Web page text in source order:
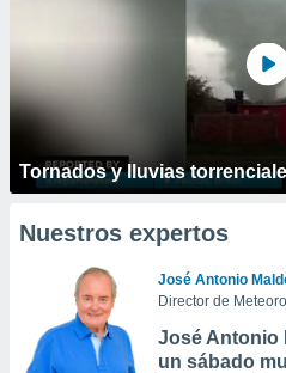
Tornados y lluvias
Nuestros expertos
José Antonio
Director de
José Antonio
un sábado